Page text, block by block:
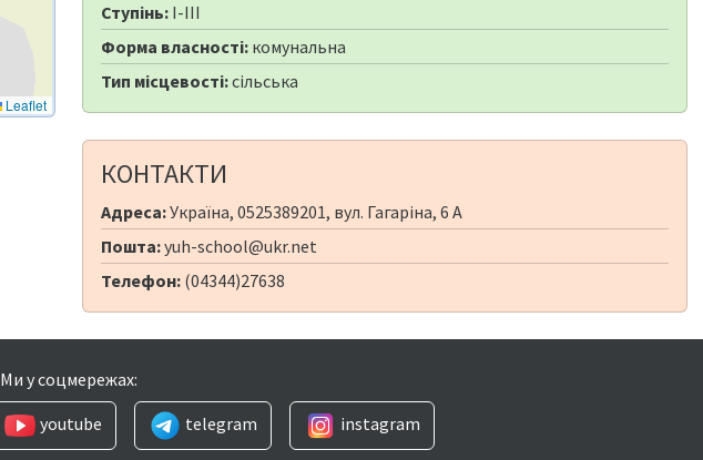
Leaflet
Ступінь: I-III
Форма власності: комунальна
Тип місцевості:сільська
КОНТАКТИ
Адреса:Україна, 0525389201, вул. Гагаріна, 6 А
Пошта:yuh-school@ukr.net
Телефон: (04344)27638
Ми у соцмережах:
youtube telegram instagram